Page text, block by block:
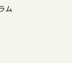
ム